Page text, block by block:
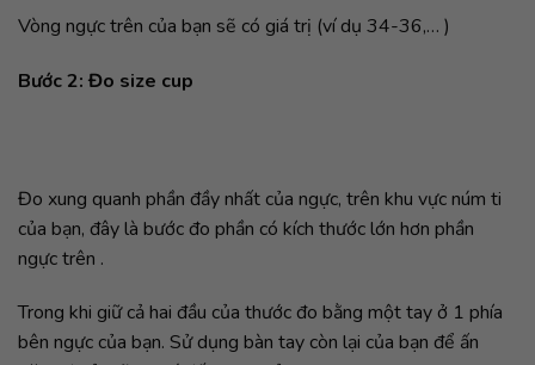
Vòng ngực trên của bạn sẽ có giá trị (ví dụ 34-36,… )
Bước 2: Đo size cup
Đo xung quanh phần đầy nhất của ngực, trên khu vực núm ti
của bạn, đây là bước đo phần có kích thước lớn hơn phần
ngực trên .
Trong khi giữ cả hai đầu của thước đo bằng một tay ở 1 phía
bên ngực của bạn. Sử dụng bàn tay còn lại của bạn để ấn